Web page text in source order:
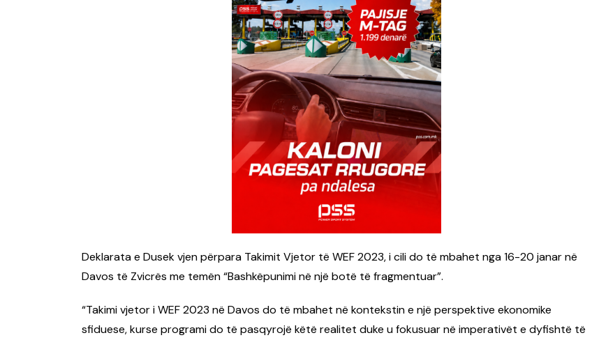
Deklarata e Dusek vjen përpara Takimit Vjetor të WEF 2023, i cili do të mbahet nga 16-20 janar në
Davos të Zvicrës me temën “Bashkëpunimi në një botë të fragmentuar”.
“Takimi vjetor i WEF 2023 në Davos do të mbahet në kontekstin e një perspektive ekonomike
sfiduese, kurse programi do të pasqyrojë këtë realitet duke u fokusuar në imperativët e dyfishtë të